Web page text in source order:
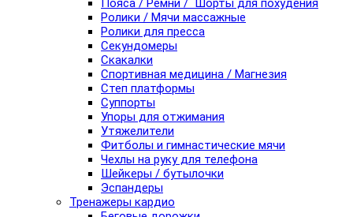
Пояса / Ремни / Шорты для похудения
Ролики / Мячи массажные
Ролики для пресса
Секундомеры
Скакалки
Спортивная медицина / Магнезия
Степ платформы
Суппорты
Упоры для отжимания
Утяжелители
Фитболы и гимнастические мячи
Чехлы на руку для телефона
Шейкеры / бутылочки
Эспандеры
Тренажеры кардио